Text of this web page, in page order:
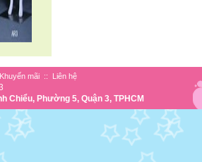
Khuyến mãi :: Liên hệ
Chiểu, Phường 5, Quận 3, TPHCM